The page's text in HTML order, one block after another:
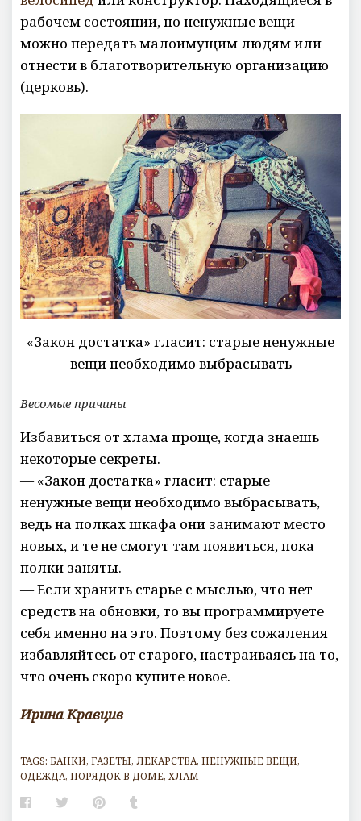
рабочем состоянии, но ненужные вещи
можно передать малоимущим людям или
отнести в благотворительную организацию
(церковь).
«Закон достатка» гласит: старые ненужные
вещи необходимо выбрасывать
Весомые причины
Избавиться от хлама проще, когда знаешь
некоторые секреты.
— «Закон достатка» гласит: старые
ненужные вещи необходимо выбрасывать,
ведь на полках шкафа они занимают место
новых, и те не смогут там появиться, пока
полки заняты.
— Если хранить старье с мыслью, что нет
средств на обновки, то вы программируете
себя именно на это. Поэтому без сожаления
избавляйтесь от старого, настраиваясь на то,
что очень скоро купите новое.
Ирина Кравцив
TAGS: БАНКИ, ГАЗЕТЫ, ЛЕКАРСТВА, НЕНУЖНЫЕ ВЕЩИ,
ОДЕЖДА, ПОРЯДОК В ДОМЕ, ХЛАМ
FacebookTwitterPinterest